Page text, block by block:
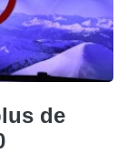
de